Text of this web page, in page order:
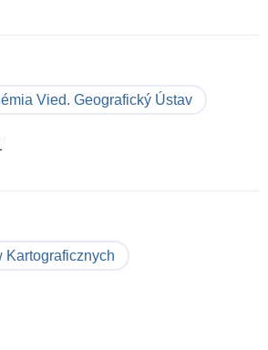
Vied. Geografický Ústav
Kartograficznych